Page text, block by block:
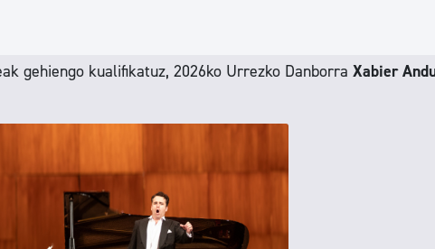
gehiengo kualifikatuz, 2026ko Urrezko Danborra Xabier